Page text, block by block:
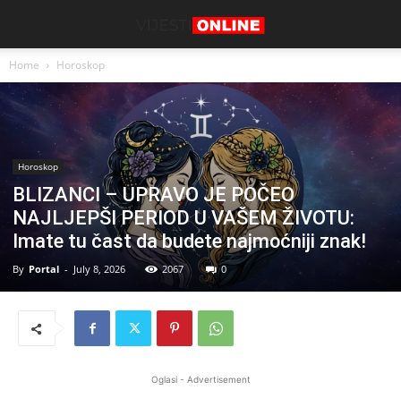
Home Horoskop
Horoskop
BLIZANCI – UPRAVO JE POČEO
NAJLJEPŠI PERIOD U VAŠEM ŽIVOTU:
Imate tu čast da budete najmoćniji znak!
By Portal - July 8, 2026 2067 0
Oglasi - Advertisement